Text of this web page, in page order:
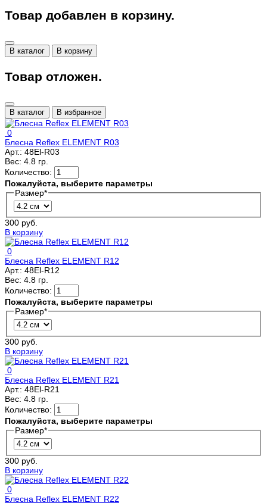
Товар добавлен в корзину.
В каталог В корзину
Товар отложен.
В каталог В избранное
0
Блесна Reflex ELEMENT R03
Арт.: 48El-R03
Вес: 4.8 гр.
Количество:
Пожалуйста, выберите параметры
Размер*
300 руб.
В корзину
0
Блесна Reflex ELEMENT R12
Арт.: 48El-R12
Вес: 4.8 гр.
Количество:
Пожалуйста, выберите параметры
Размер*
300 руб.
В корзину
0
Блесна Reflex ELEMENT R21
Арт.: 48El-R21
Вес: 4.8 гр.
Количество:
Пожалуйста, выберите параметры
Размер*
300 руб.
В корзину
0
Блесна Reflex ELEMENT R22